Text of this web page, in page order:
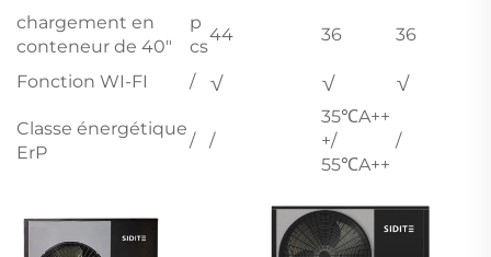
chargement en
conteneur de 40"
p
cs
44 36 36
Fonction WI-FI / √ √ √
Classe énergétique
ErP
/ /
35℃A++
+/
55℃A++
/